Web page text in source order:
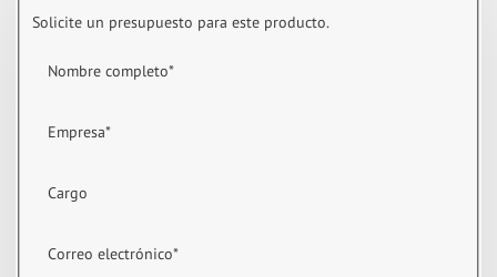
Solicite un presupuesto para este producto.
Nombre completo*
Empresa*
Cargo
Correo electrónico*